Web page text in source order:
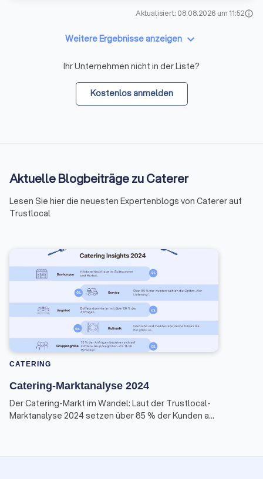
Aktualisiert: 08.08.2026 um 11:52info
Weitere Ergebnisse anzeigen keyboard_arrow_down
Ihr Unternehmen nicht in der Liste?
Kostenlos anmelden
Aktuelle Blogbeiträge zu Caterer
Lesen Sie hier die neuesten Expertenblogs von Caterer auf
Trustlocal
CATERING
Catering-Marktanalyse 2024
Der Catering-Markt im Wandel: Laut der Trustlocal-
Marktanalyse 2024 setzen über 85 % der Kunden auf